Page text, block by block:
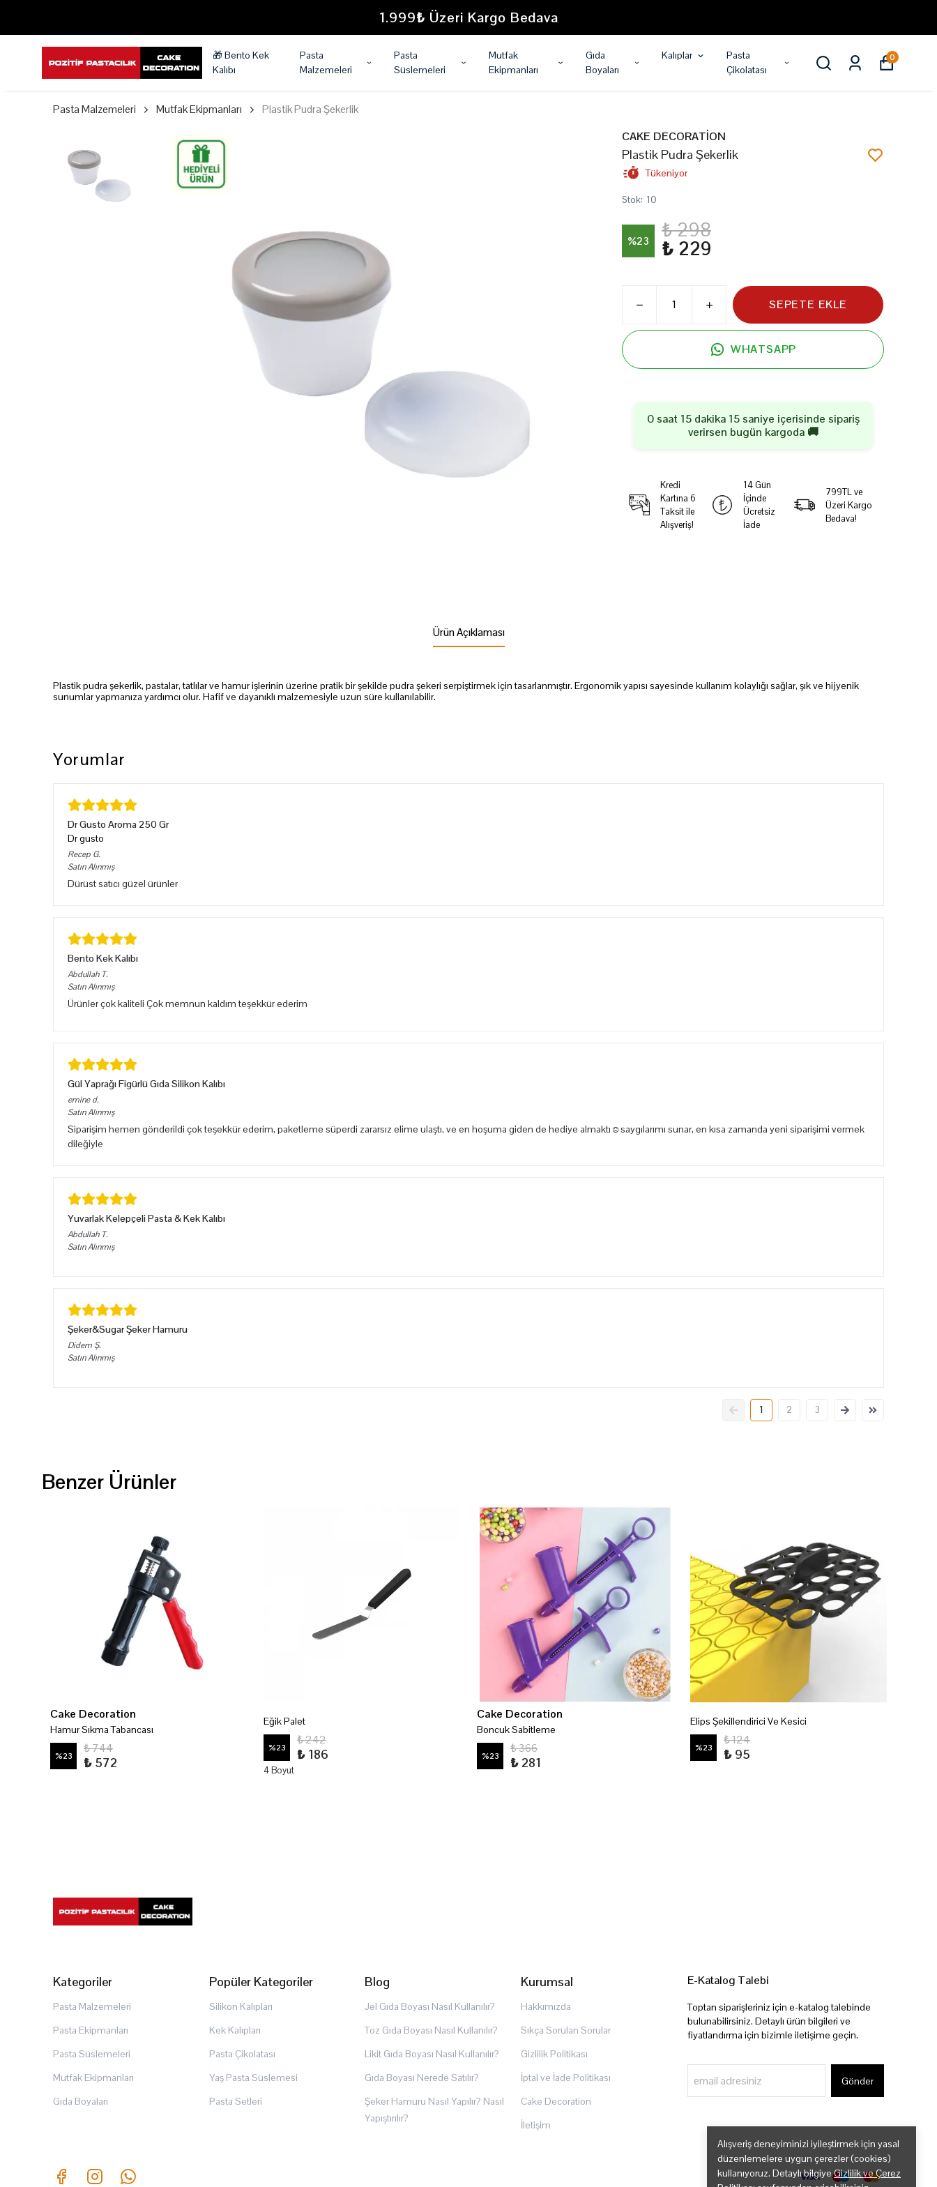
1.999₺ Üzeri Kargo Bedava
🎁 Bento Kek
Kalıbı
Pasta
Malzemeleri
Pasta
Süslemeleri
Mutfak
Ekipmanları
Gıda
Boyaları
Kalıplar
Pasta
Çikolatası
0
Alışveriş deneyiminizi iyileştirmek için yasal
düzenlemelere uygun çerezler (cookies)
kullanıyoruz. Detaylı bilgiyeGizlilik ve Çerez
Pasta Malzemeleri Mutfak Ekipmanları Plastik Pudra Şekerlik
CAKE DECORATİON
Plastik Pudra Şekerlik
Tükeniyor
Stok: 10
%23 ₺ 298
₺ 229
SEPETE EKLE
WHATSAPP
0 saat 15 dakika 14 saniye içerisinde sipariş
verirsen bugün kargoda 🚚
Kredi
Kartına 6
Taksit ile
Alışveriş!
14 Gün
İçinde
Ücretsiz
İade
799TL ve
Üzeri Kargo
Bedava!
Ürün Açıklaması
Plastik pudra şekerlik, pastalar, tatlılar ve hamur işlerinin üzerine pratik bir şekilde pudra şekeri serpiştirmek için tasarlanmıştır. Ergonomik yapısı sayesinde kullanım kolaylığı sağlar, şık ve hijyenik
sunumlar yapmanıza yardımcı olur. Hafif ve dayanıklı malzemesiyle uzun süre kullanılabilir.
Yorumlar
Dr Gusto Aroma 250 Gr
Dr gusto
Recep G.
Satın Alınmış
Dürüst satıcı güzel ürünler
Bento Kek Kalıbı
Abdullah T.
Satın Alınmış
Ürünler çok kaliteli Çok memnun kaldım teşekkür ederim
Gül Yaprağı Figürlü Gıda Silikon Kalıbı
emine d.
Satın Alınmış
Siparişim hemen gönderildi çok teşekkür ederim, paketleme süperdi zararsız elime ulaştı, ve en hoşuma giden de hediye almaktı☺️saygılarımı sunar, en kısa zamanda yeni siparişimi vermek
dileğiyle
Yuvarlak Kelepçeli Pasta & Kek Kalıbı
Abdullah T.
Satın Alınmış
Şeker&Sugar Şeker Hamuru
Didem Ş.
Satın Alınmış
1 2 3
Benzer Ürünler
Cake Decoration
Hamur Sıkma Tabancası
%23
₺ 744
₺ 572
Eğik Palet
%23
₺ 242
₺ 186
4 Boyut
Cake Decoration
Boncuk Sabitleme
%23
₺ 366
₺ 281
Elips Şekillendirici Ve Kesici
%23
₺ 124
₺ 95
Kategoriler
Pasta Malzemeleri
Pasta Ekipmanları
Pasta Süslemeleri
Mutfak Ekipmanları
Gıda Boyaları
Popüler Kategoriler
Silikon Kalıpları
Kek Kalıpları
Pasta Çikolatası
Yaş Pasta Süslemesi
Pasta Setleri
Blog
Jel Gıda Boyası Nasıl Kullanılır?
Toz Gıda Boyası Nasıl Kullanılır?
Likit Gıda Boyası Nasıl Kullanılır?
Gıda Boyası Nerede Satılır?
Şeker Hamuru Nasıl Yapılır? Nasıl
Yapıştırılır?
Kurumsal
Hakkımızda
Sıkça Sorulan Sorular
Gizlilik Politikası
İptal ve İade Politikası
Cake Decoration
İletişim
E-Katalog Talebi
Toptan siparişleriniz için e-katalog talebinde
bulunabilirsiniz. Detaylı ürün bilgileri ve
fiyatlandırma için bizimle iletişime geçin.
Gönder